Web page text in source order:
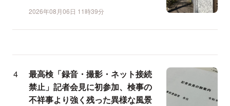
2026年08月06日 11時39分
最高検「録音・撮影・ネット接続
禁止」記者会見に初参加、検事の
不祥事より強く残った異様な風景